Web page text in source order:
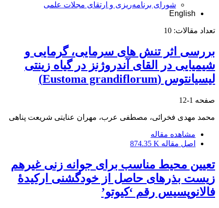
شورای برنامه‌ریزی و ارتقای مجلات علمی
English
تعداد مقالات: 10
بررسی اثر تنش ‏های سرمایی، گرمایی و
شیمیایی در القای آندروژنز در گیاه زینتی
لیسیانتوس (Eustoma grandiflorum)
صفحه 1-12
محمد مهدی فخرائی، مصطفی عرب، مهران عنایتی شریعت پناهی
مشاهده مقاله
اصل مقاله 874.35 K
تعیین محیط مناسب برای جوانه ‏زنی غیرهم
زیست بذرهای حاصل از خودگشنی ارکیدۀ
فالانوپسیس رقم ‘کیوتو’